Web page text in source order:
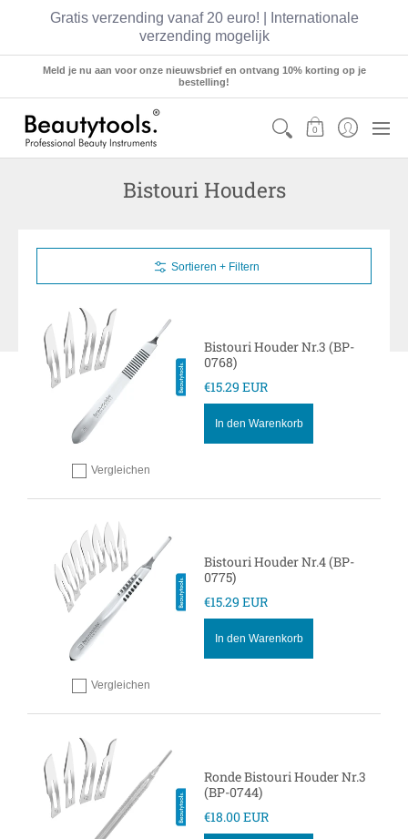
Gratis verzending vanaf 20 euro! | Internationale
verzending mogelijk
Sets Manicure Pedicure Hairstyling
Meld je nu aan voor onze nieuwsbrief en ontvang 10% korting op je
bestelling!
0
Bistouri Houders
Sortieren + Filtern
Hinzufügen zum vergleichen
Vergleichen
Bistouri Houder Nr.3 (BP-
0768)
€15.29 EUR
In den Warenkorb
Hinzufügen zum vergleichen
Vergleichen
Bistouri Houder Nr.4 (BP-
0775)
€15.29 EUR
In den Warenkorb
Ronde Bistouri Houder Nr.3
(BP-0744)
€18.00 EUR